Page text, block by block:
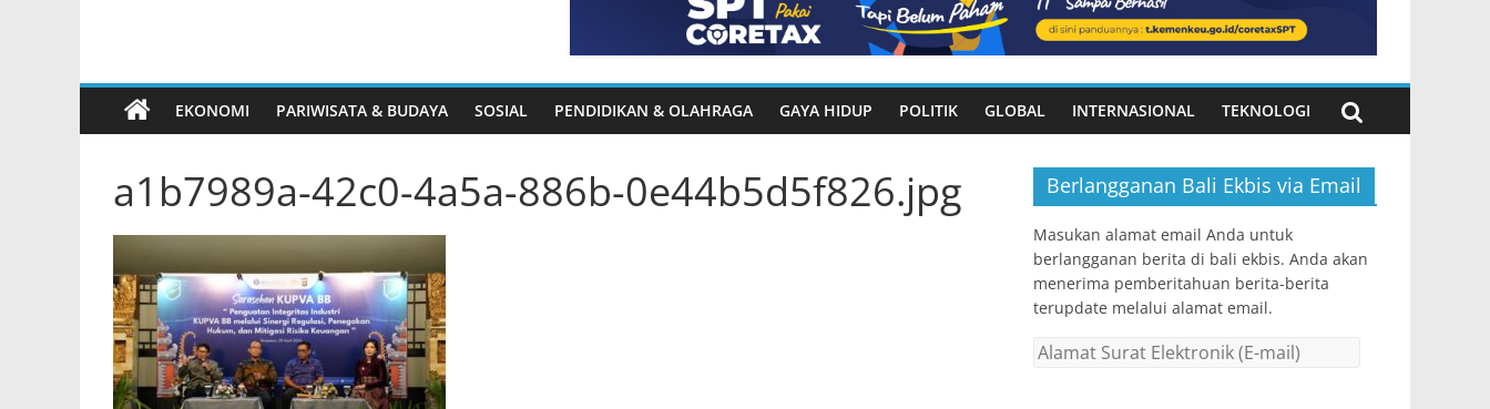
EKONOMI PARIWISATA & BUDAYA SOSIAL PENDIDIKAN & OLAHRAGA GAYA HIDUP POLITIK GLOBAL INTERNASIONAL TEKNOLOGI
a1b7989a-42c0-4a5a-886b-0e44b5d5f826.jpg Berlangganan Bali Ekbis via Email
Masukan alamat email Anda untuk
berlangganan berita di bali ekbis. Anda akan
menerima pemberitahuan berita-berita
terupdate melalui alamat email.
Alamat